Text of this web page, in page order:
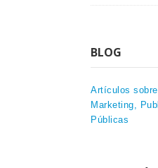
BLOG
Artículos
Marketing,
Públicas